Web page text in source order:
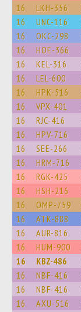
16 LKH-356
16 UNC-116
16 OKC-298
16 HOE-366
16 KEL-316
16 LEL-600
16 HPK-516
16 VPX-401
16 RJC-416
16 HPV-716
16 SEE-266
16 HRM-716
16 RGK-425
16 HSH-216
16 OMP-759
16 ATK-888
16 AUR-816
16 HUM-900
16 KBZ-486
16 NBF-416
16 NBF-416
16 AXU-516